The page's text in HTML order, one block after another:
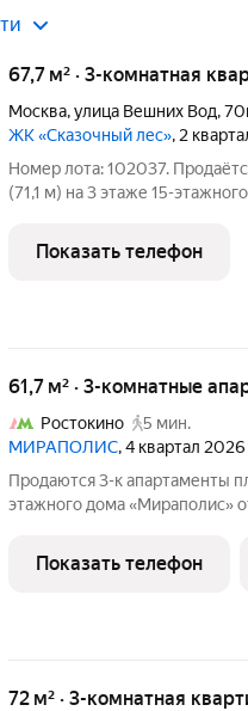
67,7 м² · 3-комнатная
Москва,улица Вешних Вод,
ЖК «Сказочный лес», 2
Номер лота: 102037.
(71,1 м) на 3 этаже 15-
мгновенного заселения и
квартире
Показать телефон
61,7 м² · 3-комнатные
Ростокино
5 мин.
МИРАПОЛИС, 4 квартал 2026
Продаются 3-к апартаменты
этажного дома «Мираполис»
жизни. Проект состоит из
стеклянными
Показать телефон
72 м² · 3-комнатная